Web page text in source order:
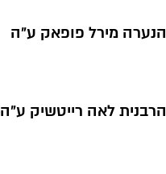
הנערה מירל פופאק ע״ה
הרבנית לאה רייטשיק ע״ה